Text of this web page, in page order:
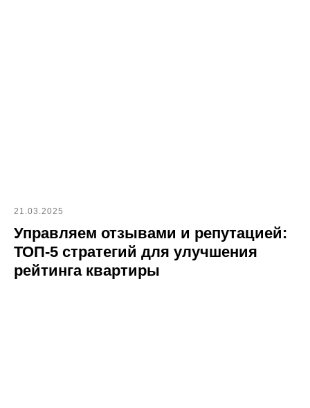
21.03.2025
Управляем отзывами и репутацией:
ТОП-5 стратегий для улучшения
рейтинга квартиры